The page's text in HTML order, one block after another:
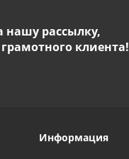
рассылку,
клиента!
Информация